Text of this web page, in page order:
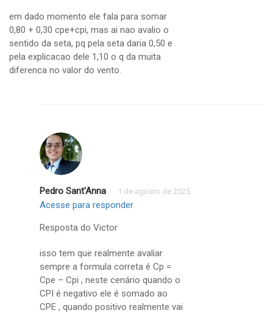
em dado momento ele fala para somar
0,80 + 0,30 cpe+cpi, mas ai nao avalio o
sentido da seta, pq pela seta daria 0,50 e
pela explicacao dele 1,10 o q da muita
diferenca no valor do vento.
Pedro Sant'Anna 1 de agosto de 2025
Acesse para responder
Resposta do Victor
isso tem que realmente avaliar
sempre a formula correta é Cp =
Cpe – Cpi , neste cenário quando o
CPI é negativo ele é somado ao
CPE , quando positivo realmente vai